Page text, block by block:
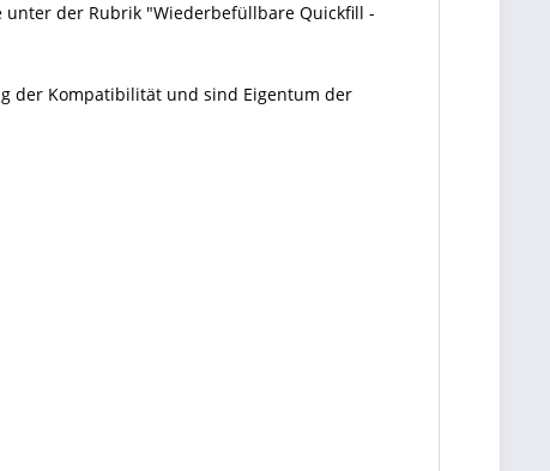
der Rubrik "Wiederbefüllbare Quickfill -
der Kompatibilität und sind Eigentum der